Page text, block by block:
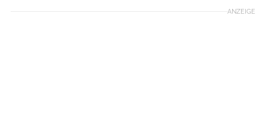
ANZEIGE